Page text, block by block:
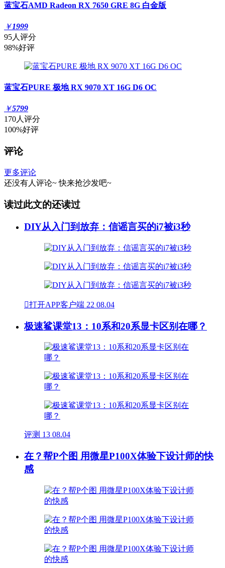
蓝宝石AMD Radeon RX 7650 GRE 8G 白金版
￥1999
95人评分
98%好评
蓝宝石PURE 极地 RX 9070 XT 16G D6 OC
￥5799
170人评分
100%好评
评论
更多评论
还没有人评论~ 快来抢沙发吧~
读过此文的还读过
DIY从入门到放弃：信谣言买的i7被i3秒
打开APP客户端 22 08.04
极速鲨课堂13：10系和20系显卡区别在哪？
评测 13 08.04
在？帮P个图 用微星P100X体验下设计师的快
感